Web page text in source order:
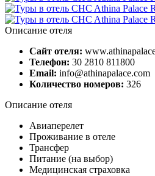
Описание отеля
Сайт отеля:
Телефон: 30 2810 811800
Email: info@athinapalace.com
Количество номеров: 326
Описание отеля
Авиаперелет
Проживание в отеле
Трансфер
Питание (на выбор)
Медицинская страховка